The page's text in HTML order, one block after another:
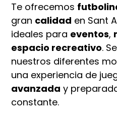
Te ofrecemos
gran calidad en Sant
ideales para eventos,
espacio recreativo.
nuestros diferentes
una experiencia de
avanzada y
constante.